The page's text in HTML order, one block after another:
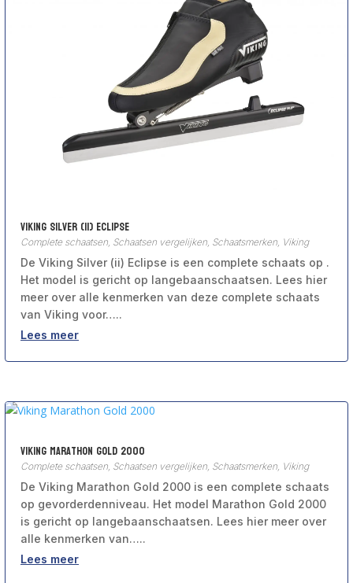
Viking Silver (ii) Eclipse
Complete schaatsen, Schaatsen vergelijken, Schaatsmerken, Viking
De Viking Silver (ii) Eclipse is een complete schaats op .
Het model is gericht op langebaanschaatsen. Lees hier
meer over alle kenmerken van deze complete schaats
van Viking voor…..
Lees meer
Viking Marathon Gold 2000
Complete schaatsen, Schaatsen vergelijken, Schaatsmerken, Viking
De Viking Marathon Gold 2000 is een complete schaats
op gevorderdenniveau. Het model Marathon Gold 2000
is gericht op langebaanschaatsen. Lees hier meer over
alle kenmerken van…..
Lees meer